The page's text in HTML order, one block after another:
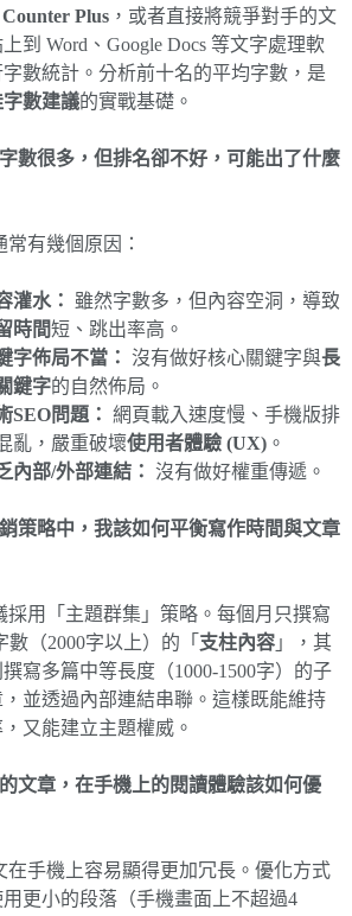
Plus ，或者直接將競爭對手的文
到 Word、Google Docs 等文字處理軟
數統計。分析前十名的平均字數，是
數建議的實戰基礎。
數很多，但排名卻不好，可能出了什麼
常有幾個原因：
灌水：
雖然字數多，但內容空洞，導致
時間短、跳出率高。
字佈局不當： 沒有做好核心關鍵字與長
鍵字的自然佈局。
SEO問題： 網頁載入速度慢、手機版排
亂，嚴重破壞使用者體驗 (UX) 。
內部/外部連結： 沒有做好權重傳遞。
策略中，我該如何平衡寫作時間與文章
採用「主題群集」策略。每個月只撰寫
數（2000字以上）的「 支柱內容 」，其
寫多篇中等長度（1000-1500字）的子
並透過內部連結串聯。這樣既能維持
又能建立主題權威。
文章，在手機上的閱讀體驗該如何優
在手機上容易顯得更加冗長。優化方式
更小的段落（手機畫面上不超過4